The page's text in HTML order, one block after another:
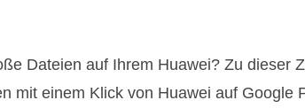
Dateien auf Ihrem Huawei? Zu dieser
mit einem Klick von Huawei auf Google